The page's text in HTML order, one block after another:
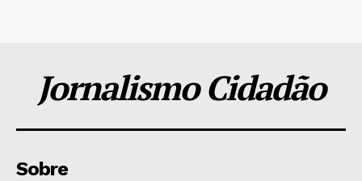
Jornalismo Cidadão
Sobre